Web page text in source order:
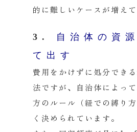
的に難しいケースが増えて
3. 自治体の資
て出す
費用をかけずに処分でき
法ですが、自治体によっ
方のルール（紐での縛り
く決められています。